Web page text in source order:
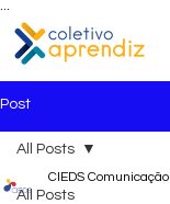
Post
All Posts
All Posts
CIEDS Comunicação